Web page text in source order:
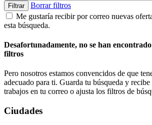
Filtrar
Borrar filtros
Me gustaría recibir por correo nuevas
esta búsqueda.
Desafortunadamente, no se han encontrado
filtros
Pero nosotros estamos convencidos de que
adecuado para ti. Guarda tu búsqueda y recibe
trabajos en tu correo o ajusta los filtros de
Ciudades